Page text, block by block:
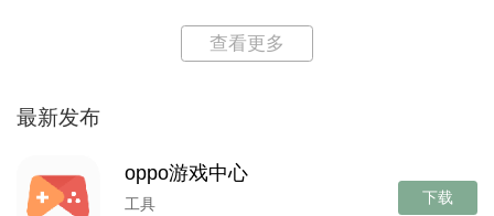
查看更多
最新发布
oppo游戏中心
工具
下载